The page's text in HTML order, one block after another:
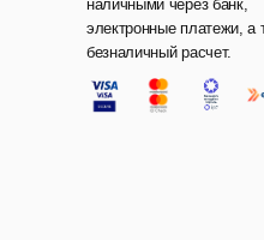
наличными через банк,
электронные платежи, а
безналичный расчет.